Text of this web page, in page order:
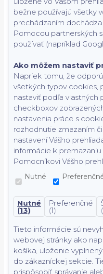
bežne používajú všetky
prechádzaním
Pomocou partnerských
používať (napríklad
Ako môžem nastaviť
Napriek tomu, že
všetkých typov cookies,
nastaviť podľa vlastných
checkboxov
nastavenia práce s
rozhodnutie zmazaním
nastavení Vášho
informácie k
Pomocníkovi Vášho
Nutné
Nutné
(13)
Preferenčné
(1)
Tieto informácie sú
webovej stránky ako
košíka, uloženie
do zákazníckej sekcie.
prispôsobiť správanie